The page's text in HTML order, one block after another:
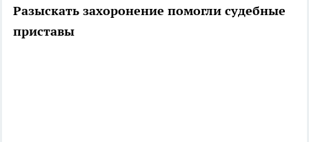
Разыскать захоронение помогли судебные
приставы